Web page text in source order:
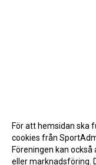
För att hemsidan ska
cookies från
Föreningen kan
eller marknadsföring.